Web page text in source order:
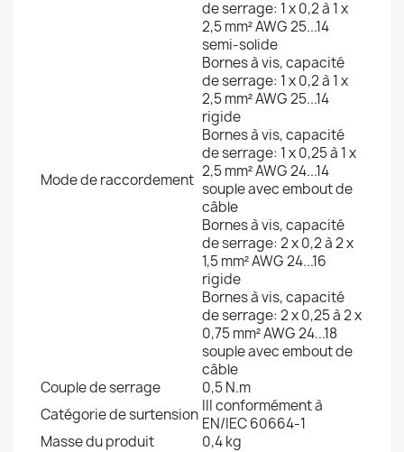
Mode de raccordement
de serrage: 1 x 0,2 à 1 x
2,5 mm² AWG 25...14
semi-solide
Bornes à vis, capacité
de serrage: 1 x 0,2 à 1 x
2,5 mm² AWG 25...14
rigide
Bornes à vis, capacité
de serrage: 1 x 0,25 à 1 x
2,5 mm² AWG 24...14
souple avec embout de
câble
Bornes à vis, capacité
de serrage: 2 x 0,2 à 2 x
1,5 mm² AWG 24...16
rigide
Bornes à vis, capacité
de serrage: 2 x 0,25 à 2 x
0,75 mm² AWG 24...18
souple avec embout de
câble
Couple de serrage
0,5 N.m
Catégorie de surtension III conformément à
EN/IEC 60664-1
Masse du produit
0,4 kg